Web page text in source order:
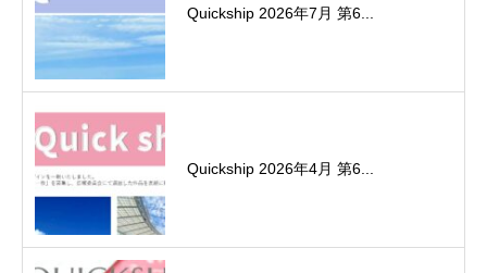
Quickship 2026年7月 第6...
Quickship 2026年4月 第6...